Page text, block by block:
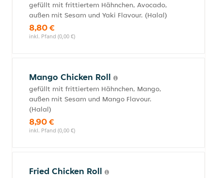
gefüllt mit frittiertem Hähnchen, Avocado,
außen mit Sesam und Yaki Flavour. (Halal)
8,80 €
inkl. Pfand (0,00 €)
Mango Chicken Roll
gefüllt mit frittiertem Hähnchen, Mango,
außen mit Sesam und Mango Flavour.
(Halal)
8,90 €
inkl. Pfand (0,00 €)
Fried Chicken Roll